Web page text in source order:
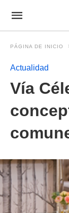
PÁGINA DE INICIO
Actualidad
Vía